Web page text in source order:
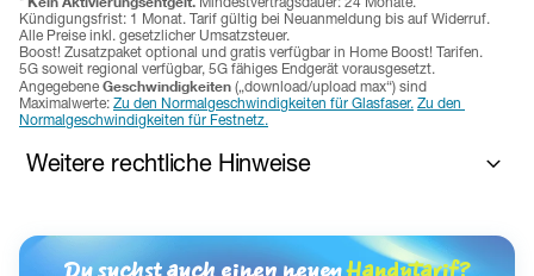
Kündigungsfrist: 1 Monat.
Alle Preise inkl. gesetzlicher Umsatzsteuer.
Boost! Zusatzpaket optional und gratis verfügbar in Home Boost! Tarifen.
5G soweit regional verfügbar, 5G fähiges Endgerät vorausgesetzt.
Angegebene Geschwindigkeiten („download/upload max“) sind
Maximalwerte: Zu den Normalgeschwindigkeiten für Glasfaser. Zu den
Normalgeschwindigkeiten für Festnetz.
Weitere rechtliche Hinweise
Zusatzvorteil, der ausschließlich in ausgewählten Tarifen mit 5G-
Mobilfunk und nicht für Tarife mit Festnetz-/Glasfasertechnologie
Du suchst auch einen neuen Handytarif?